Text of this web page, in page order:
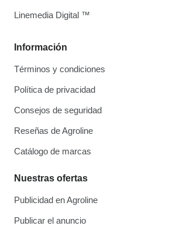
Información
Términos y condiciones
Política de privacidad
Consejos de seguridad
Reseñas de Agroline
Catálogo de marcas
Nuestras ofertas
Publicidad en Agroline
Publicar el anuncio
Linemedia Digital ™